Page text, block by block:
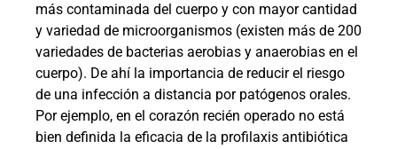
más contaminada del cuerpo y con mayor cantidad
y variedad de microorganismos (existen más de 200
variedades de bacterias aerobias y anaerobias en el
cuerpo). De ahí la importancia de reducir el riesgo
de una infección a distancia por patógenos orales.
Por ejemplo, en el corazón recién operado no está
bien definida la eficacia de la profilaxis antibiótica